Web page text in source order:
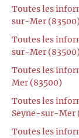
Toutes les
sur-Mer (83500)
Toutes les
sur-Mer (83500)
Toutes les
Mer (83500)
Toutes les
Seyne-sur-Mer
Toutes les